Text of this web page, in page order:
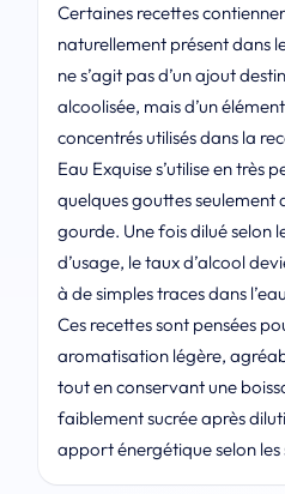
Certaines recettes
naturellement présent dans
ne s’agit pas d’un ajout
alcoolisée, mais d’un
concentrés utilisés dans la
Eau Exquise s’utilise en très
quelques gouttes seulement
gourde. Une fois dilué selon
d’usage, le taux d’alcool
à de simples traces dans
Ces recettes sont pensées
aromatisation légère,
tout en conservant une
faiblement sucrée après
apport énergétique selon les